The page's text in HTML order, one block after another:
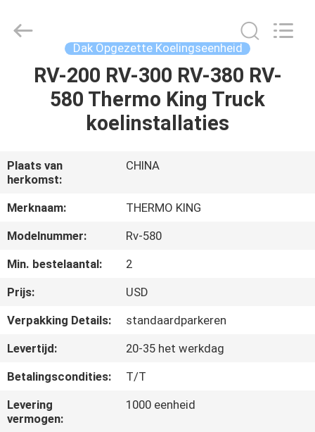
THUIS
PRODUCTEN
OVER
ONS
FABRIEKSTOCHT
NEEM
CONTACT
MET
ONS
OP
LIMITED.
Dak Opgezette Koelingseenheid
RV-200 RV-300 RV-380 RV-
580 Thermo King Truck
koelinstallaties
Plaats van
herkomst:
CHINA
Merknaam:
THERMO KING
Modelnummer:
Rv-580
Min. bestelaantal:
2
Prijs:
USD
Verpakking Details:
standaardparkeren
Levertijd:
20-35 het werkdag
Betalingscondities:
T/T
Levering
vermogen:
1000 eenheid